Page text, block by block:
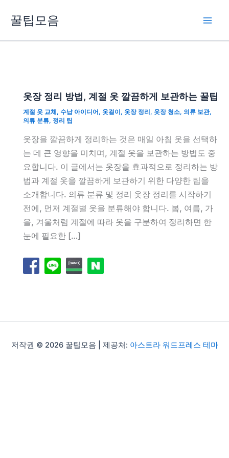
꿀팁모음
옷장 정리 방법, 계절 옷 깔끔하게 보관하는 꿀팁
계절 옷 교체, 수납 아이디어, 옷걸이, 옷장 정리, 옷장 청소, 의류 보관,
의류 분류, 정리 팁
옷장을 깔끔하게 정리하는 것은 매일 아침 옷을 선택하
는 데 큰 영향을 미치며, 계절 옷을 보관하는 방법도 중
요합니다. 이 글에서는 옷장을 효과적으로 정리하는 방
법과 계절 옷을 깔끔하게 보관하기 위한 다양한 팁을
소개합니다. 의류 분류 및 정리 옷장 정리를 시작하기
전에, 먼저 계절별 옷을 분류해야 합니다. 봄, 여름, 가
을, 겨울처럼 계절에 따라 옷을 구분하여 정리하면 한
눈에 필요한 […]
저작권 © 2026 꿀팁모음 | 제공처: 아스트라 워드프레스 테마